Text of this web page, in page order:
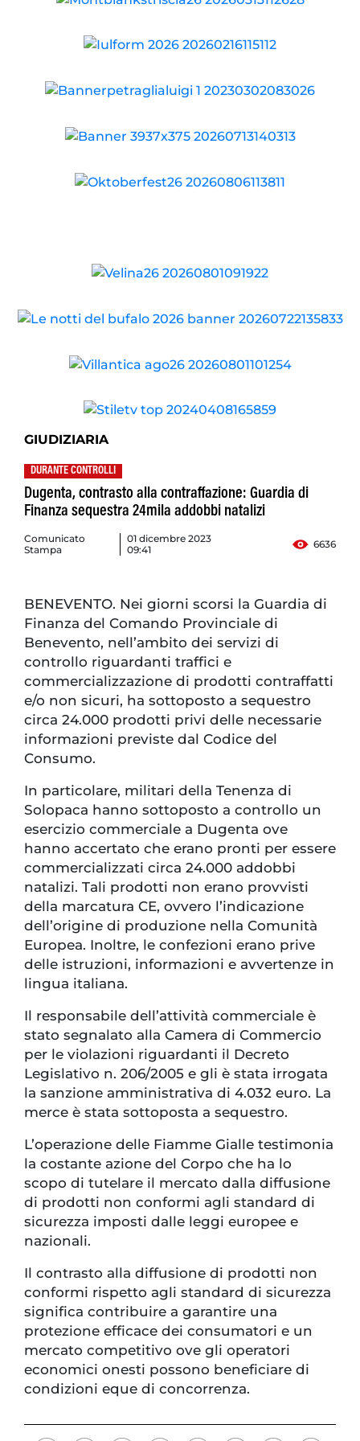
GIUDIZIARIA
DURANTE CONTROLLI
Dugenta, contrasto alla contraffazione: Guardia di
Finanza sequestra 24mila addobbi natalizi
Comunicato
Stampa
01 dicembre 2023
09:41
6636
BENEVENTO. Nei giorni scorsi la Guardia di
Finanza del Comando Provinciale di
Benevento, nell’ambito dei servizi di
controllo riguardanti traffici e
commercializzazione di prodotti contraffatti
e/o non sicuri, ha sottoposto a sequestro
circa 24.000 prodotti privi delle necessarie
informazioni previste dal Codice del
Consumo.
In particolare, militari della Tenenza di
Solopaca hanno sottoposto a controllo un
esercizio commerciale a Dugenta ove
hanno accertato che erano pronti per essere
commercializzati circa 24.000 addobbi
natalizi. Tali prodotti non erano provvisti
della marcatura CE, ovvero l’indicazione
dell’origine di produzione nella Comunità
Europea. Inoltre, le confezioni erano prive
delle istruzioni, informazioni e avvertenze in
lingua italiana.
Il responsabile dell’attività commerciale è
stato segnalato alla Camera di Commercio
per le violazioni riguardanti il Decreto
Legislativo n. 206/2005 e gli è stata irrogata
la sanzione amministrativa di 4.032 euro. La
merce è stata sottoposta a sequestro.
L’operazione delle Fiamme Gialle testimonia
la costante azione del Corpo che ha lo
scopo di tutelare il mercato dalla diffusione
di prodotti non conformi agli standard di
sicurezza imposti dalle leggi europee e
nazionali.
Il contrasto alla diffusione di prodotti non
conformi rispetto agli standard di sicurezza
significa contribuire a garantire una
protezione efficace dei consumatori e un
mercato competitivo ove gli operatori
economici onesti possono beneficiare di
condizioni eque di concorrenza.